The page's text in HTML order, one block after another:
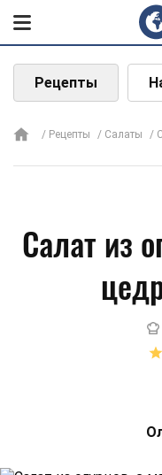
Рецепты
Рецепты Салаты
Салат из